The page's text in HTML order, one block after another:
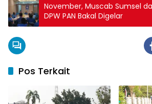
November, Muscab Sumsel
DPW PAN Bakal Digelar
Pos Terkait